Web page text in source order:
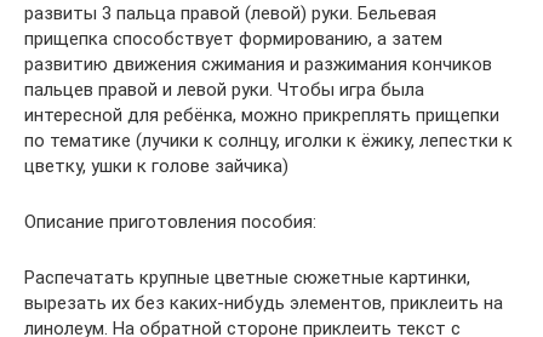
развиты 3 пальца правой (левой) руки. Бельевая
прищепка способствует формированию, а затем
развитию движения сжимания и разжимания кончиков
пальцев правой и левой руки. Чтобы игра была
интересной для ребёнка, можно прикреплять прищепки
по тематике (лучики к солнцу, иголки к ёжику, лепестки к
цветку, ушки к голове зайчика)
Описание приготовления пособия:
Распечатать крупные цветные сюжетные картинки,
вырезать их без каких-нибудь элементов, приклеить на
линолеум. На обратной стороне приклеить текст с